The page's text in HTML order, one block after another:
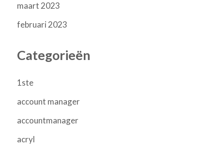
maart 2023
februari 2023
Categorieën
1ste
account manager
accountmanager
acryl